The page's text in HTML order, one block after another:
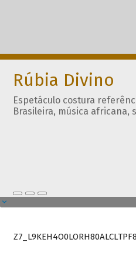
Rúbia Divino
Espetáculo costura
Brasileira, música africana,